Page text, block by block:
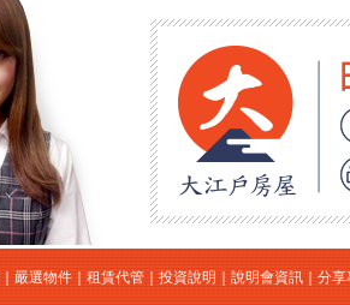
嚴選物件 租賃代管 投資說明 說明會資訊 分享